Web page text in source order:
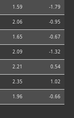
1.59 -1.79
2.06 -0.95
1.65 -0.67
2.09 -1.32
2.21 0.54
2.35 1.02
1.96 -0.66